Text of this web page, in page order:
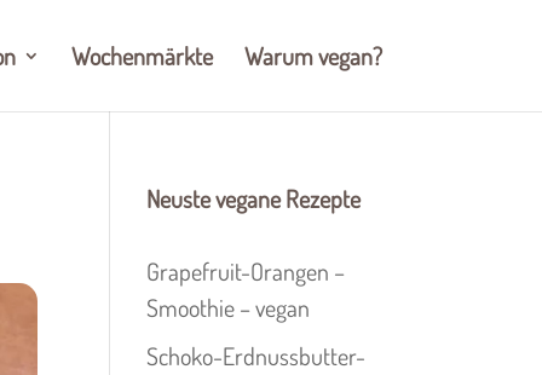
Wochenmärkte Warum vegan?
Neuste vegane Rezepte
Grapefruit-Orangen –
Smoothie – vegan
Schoko-Erdnussbutter-